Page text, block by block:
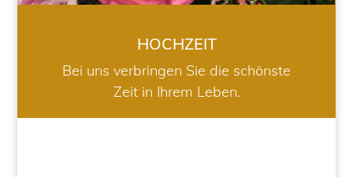
HOCHZEIT
Bei uns verbringen Sie die schönste
Zeit in Ihrem Leben.